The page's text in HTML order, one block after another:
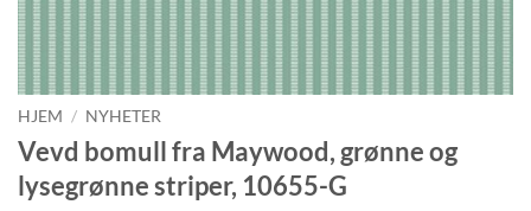
HJEM / NYHETER
Vevd bomull fra Maywood, grønne og
lysegrønne striper, 10655-G